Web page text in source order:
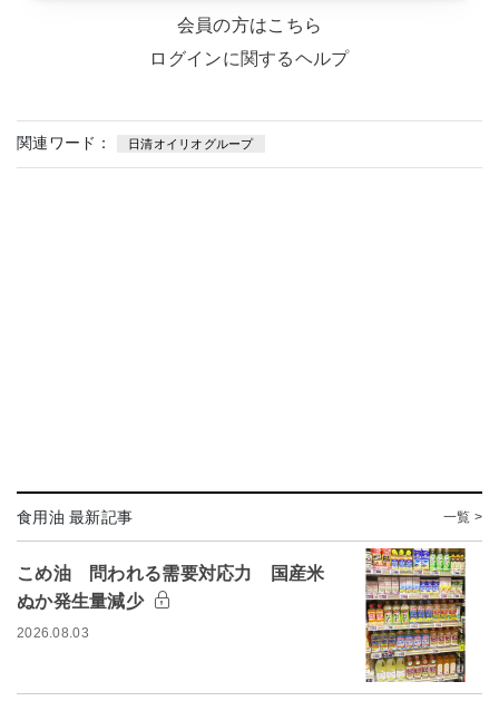
会員の方はこちら
ログインに関するヘルプ
関連ワード： 日清オイリオグループ
食用油 最新記事 一覧 >
こめ油 問われる需要対応力 国産米
ぬか発生量減少
2026.08.03